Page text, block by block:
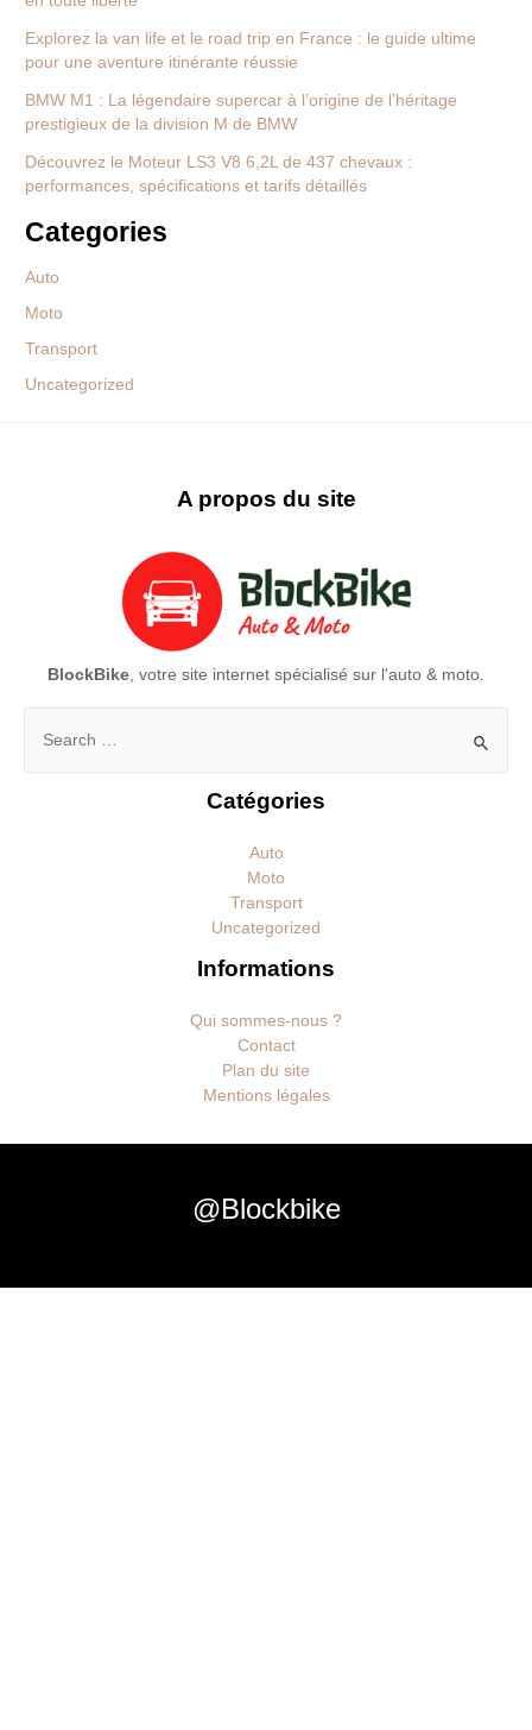
Explorez la van life et le road trip en France : le guide ultime
pour une aventure itinérante réussie
BMW M1 : La légendaire supercar à l’origine de l’héritage
prestigieux de la division M de BMW
Découvrez le Moteur LS3 V8 6,2L de 437 chevaux :
performances, spécifications et tarifs détaillés
Categories
Auto
Moto
Transport
Uncategorized
A propos du site
BlockBike, votre site internet spécialisé sur l'auto & moto.
Rechercher :
Catégories
Auto
Moto
Transport
Uncategorized
Informations
Qui sommes-nous ?
Contact
Plan du site
Mentions légales
@Blockbike